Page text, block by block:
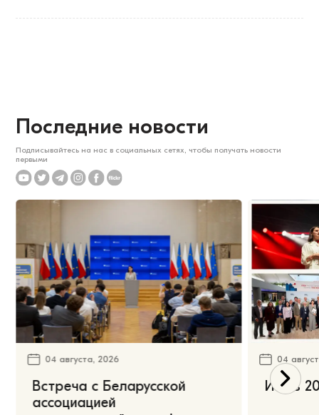
Последние новости
Подписывайтесь на нас в социальных сетях, чтобы получать новости
первыми
04 августа, 2026
Встреча с Беларусской
ассоциацией
04
Июль